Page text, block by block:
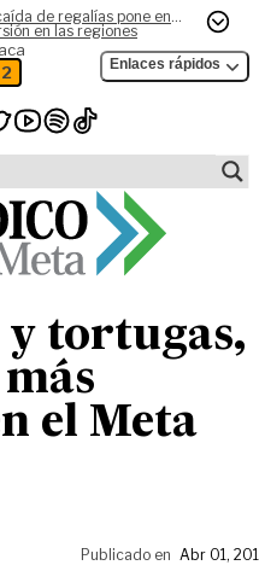
de regalías pone en
en las regiones
2 Enlaces rápidos
y tortugas,
el Meta
Publicado en Abr 01,